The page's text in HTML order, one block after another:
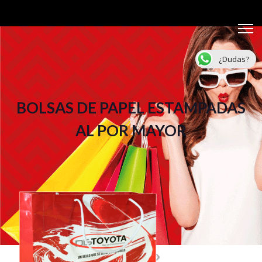
BOLSAS DE PAPEL ESTAMPADAS
AL POR MAYOR
¿Dudas?